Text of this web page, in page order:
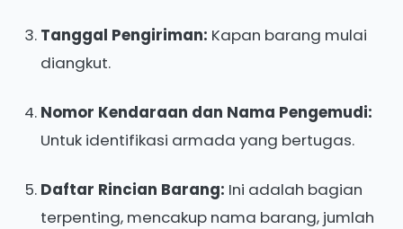
Tanggal Pengiriman: Kapan barang mulai
diangkut.
Nomor Kendaraan dan Nama Pengemudi:
Untuk identifikasi armada yang bertugas.
Daftar Rincian Barang: Ini adalah bagian
terpenting, mencakup nama barang, jumlah